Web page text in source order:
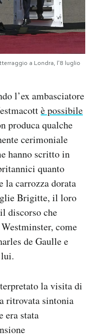
a Londra, l’8 luglio
l’ex ambasciatore
è possibile
produca qualche
cerimoniale
hanno scritto in
quanto
la carrozza dorata
Brigitte, il loro
discorso che
come
de Gaulle e
la visita di
ritrovata sintonia
era stata